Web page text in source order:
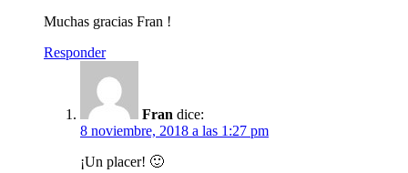
Muchas gracias Fran !
Responder
Fran dice:
8 noviembre, 2018 a las 1:27 pm
¡Un placer! 🙂